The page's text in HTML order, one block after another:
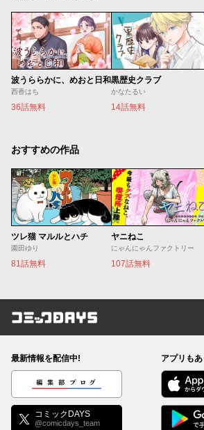
波うららかに、めおと日和
西香はち
36話無料
黒歴史クラブ
かなたるい
14話無料
おすすめの作品
ツレ猫 マルルとハチ
園田ゆり
81話無料
ヤニねこ
にゃんにゃんファクトリー
107話無料
コミックDAYS
最新情報を配信中!
編集部ブログ
コミックDAYS
@comicdays_team
アプリも